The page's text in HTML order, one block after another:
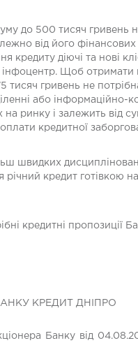
до 500 тисяч гривень
від його
діючі та нові
Щоб отримати
тисяч гривень не
або інформаційно-
ринку і залежить від
кредитної
швидких
річний кредит готівкою
кредитні пропозиції
КРЕДИТ ДНІПРО
Банку від